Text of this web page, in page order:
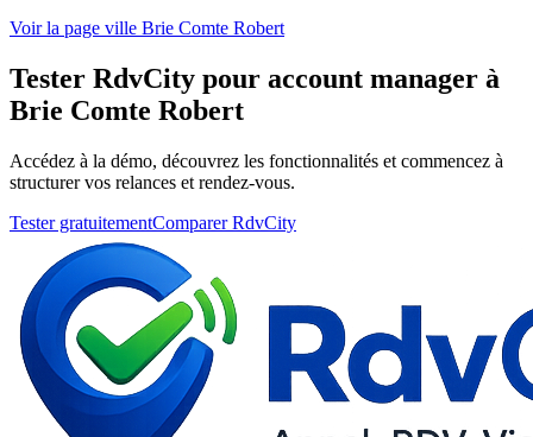
Voir la page ville Brie Comte Robert
Tester RdvCity pour account manager à
Brie Comte Robert
Accédez à la démo, découvrez les fonctionnalités et commencez à
structurer vos relances et rendez-vous.
Tester gratuitementComparer RdvCity